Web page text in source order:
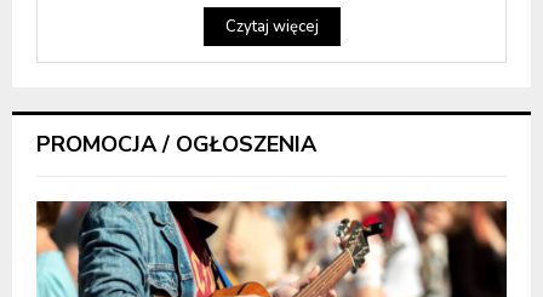
Czytaj więcej
PROMOCJA / OGŁOSZENIA